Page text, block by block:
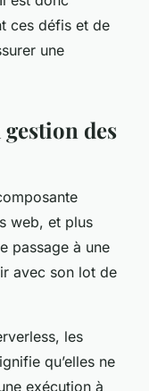
ces défis et de
une
des
web, et plus
passage à une
avec son lot de
les
qu’elles ne
exécution à